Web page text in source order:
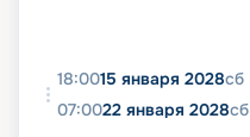
18:0015 января 2028сб
07:0022 января 2028сб